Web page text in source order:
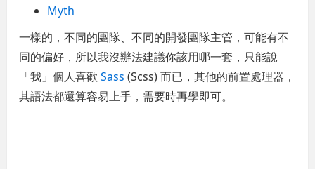
Myth
一樣的，不同的團隊、不同的開發團隊主管，可能有不
同的偏好，所以我沒辦法建議你該用哪一套，只能說
「我」個人喜歡Sass (Scss) 而已，其他的前置處理器，
其語法都還算容易上手，需要時再學即可。